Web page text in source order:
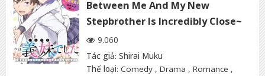
Between Me And My New
Stepbrother Is Incredibly Close~
9.060
Tác giả: Shirai Muku
Thể loại: Comedy , Drama , Romance ,